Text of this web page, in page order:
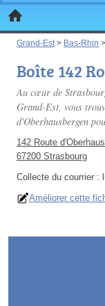
Grand-Est > Bas-Rhin >
Boîte 142
Au cœur de
Grand-Est, vous
d'Oberhausbergen
142 Route
67200 Strasbourg
Collecte du courrier :
Améliorer cette